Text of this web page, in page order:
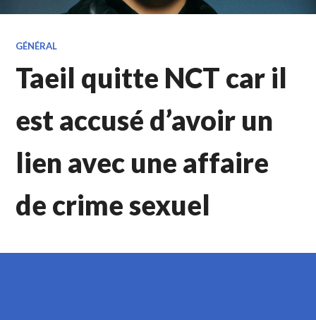
GÉNÉRAL
Taeil quitte NCT car il
est accusé d’avoir un
lien avec une affaire
de crime sexuel